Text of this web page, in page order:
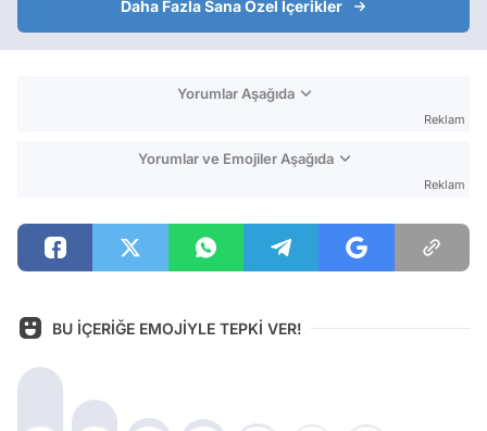
Daha Fazla Sana Özel İçerikler
Yorumlar Aşağıda
Reklam
Yorumlar ve Emojiler Aşağıda
Reklam
BU İÇERİĞE EMOJİYLE TEPKİ VER!